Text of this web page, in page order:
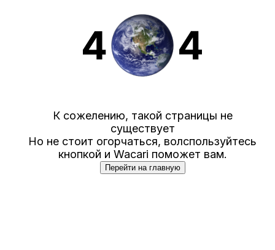
К сожелению, такой страницы не
существует
Но не стоит огорчаться, волспользуйтесь
кнопкой и Wacari поможет вам.
Перейти на главную